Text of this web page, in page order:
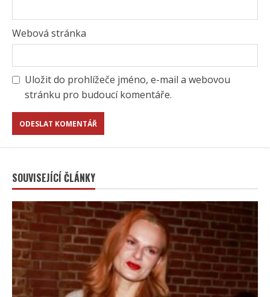
Webová stránka
Uložit do prohlížeče jméno, e-mail a webovou
stránku pro budoucí komentáře.
SOUVISEJÍCÍ ČLÁNKY